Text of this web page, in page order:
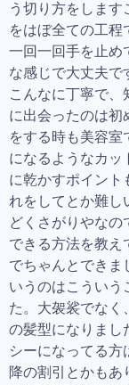
う切り方をしま
をはぼ全ての工程
一回一回手を止め
な感じで大丈夫で
こんなに丁寧で、
に出会ったのは初
をする時も美容室
になるようなカッ
に乾かすポイント
れをしてとか難し
どくさがりやなの
できる方法を教え
でちゃんとでき
いうのはこういう
た。大袈裟でなく
の髪型になりまし
シーになってる方
降の割引とかもあ